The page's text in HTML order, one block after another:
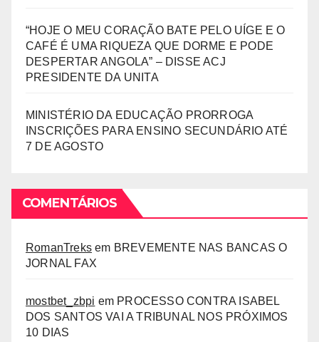
“HOJE O MEU CORAÇÃO BATE PELO UÍGE E O
CAFÉ É UMA RIQUEZA QUE DORME E PODE
DESPERTAR ANGOLA” – DISSE ACJ
PRESIDENTE DA UNITA
MINISTÉRIO DA EDUCAÇÃO PRORROGA
INSCRIÇÕES PARA ENSINO SECUNDÁRIO ATÉ
7 DE AGOSTO
COMENTÁRIOS
RomanTreks em BREVEMENTE NAS BANCAS O
JORNAL FAX
mostbet_zbpi em PROCESSO CONTRA ISABEL
DOS SANTOS VAI A TRIBUNAL NOS PRÓXIMOS
10 DIAS